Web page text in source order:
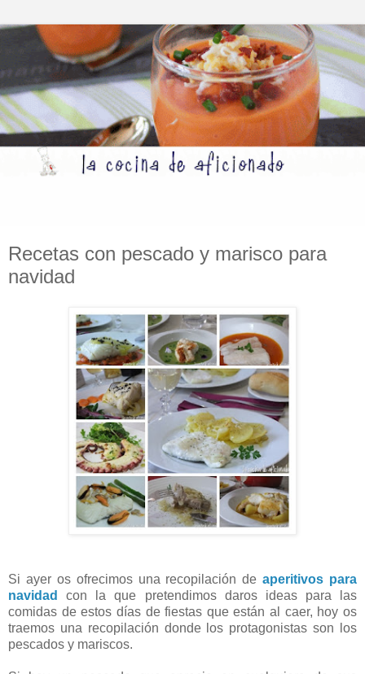
Recetas con pescado y marisco para
navidad
Si ayer os ofrecimos una recopilación deaperitivos para
navidad
con la que pretendimos daros ideas para las
comidas de estos días de fiestas que están al caer, hoy os
traemos una recopilación donde los protagonistas son los
pescados y mariscos.